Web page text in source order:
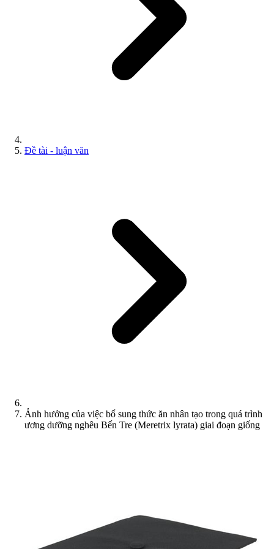
Đề tài - luận văn
Ảnh hưởng của việc bổ sung thức ăn nhân tạo trong quá trình
ương dưỡng nghêu Bến Tre (Meretrix lyrata) giai đoạn giống